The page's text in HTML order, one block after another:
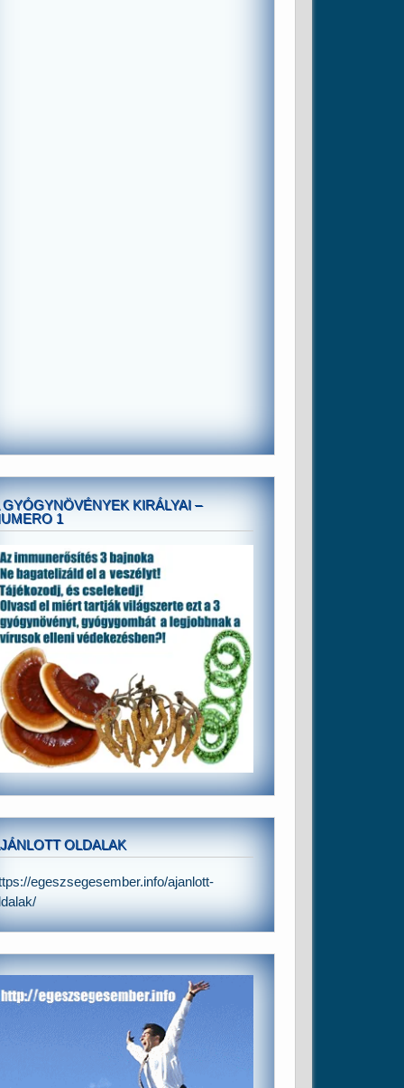
GYÓGYNÖVÉNYEK KIRÁLYAI –
1
OLDALAK
egeszsegesember.info/ajanlott-